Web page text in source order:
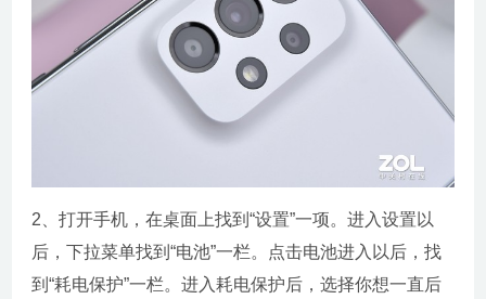
2、打开手机，在桌面上找到“设置”一项。进入设置以
后，下拉菜单找到“电池”一栏。点击电池进入以后，找
到“耗电保护”一栏。进入耗电保护后，选择你想一直后